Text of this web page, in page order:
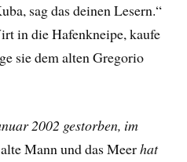
sag das deinen Lesern.“
in die Hafenkneipe, kaufe
sie dem alten Gregorio
2002 gestorben, im
Mann und das Meerhat